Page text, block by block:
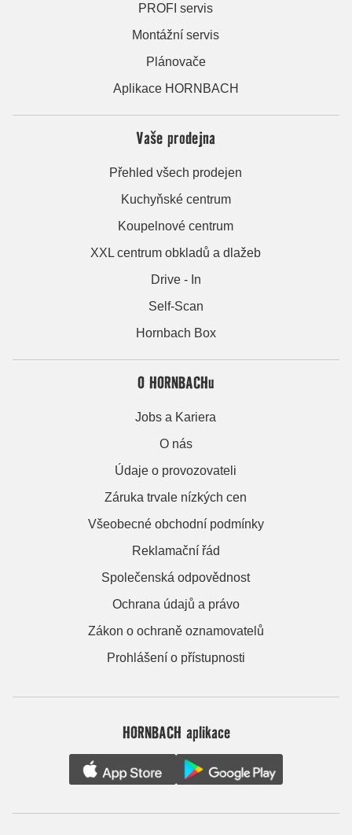
PROFI servis
Montážní servis
Plánovače
Aplikace HORNBACH
Vaše prodejna
Přehled všech prodejen
Kuchyňské centrum
Koupelnové centrum
XXL centrum obkladů a dlažeb
Drive - In
Self-Scan
Hornbach Box
O HORNBACHu
Jobs a Kariera
O nás
Údaje o provozovateli
Záruka trvale nízkých cen
Všeobecné obchodní podmínky
Reklamační řád
Společenská odpovědnost
Ochrana údajů a právo
Zákon o ochraně oznamovatelů
Prohlášení o přístupnosti
HORNBACH aplikace